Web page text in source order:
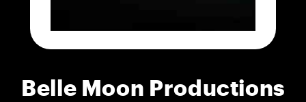
Belle Moon Productions